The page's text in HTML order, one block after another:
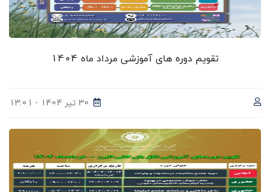
تقویم دوره های آموزشی مرداد ماه 1404
30 تیر 1404 - 13:01